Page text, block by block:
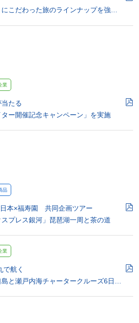
にこだわった旅のラインナップを強…
業
たる
ター開催記念キャンペーン」を実施
品
本×福寿園 共同企画ツアー
プレス銀河」琵琶湖一周と茶の道
業
で航く
と瀬戸内海チャータークルーズ6日…